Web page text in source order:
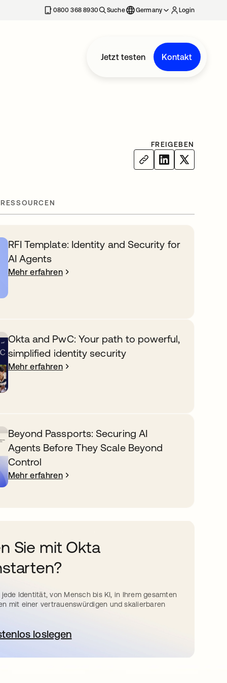
0800 368 8930 Suche Germany Login
Jetzt testen Kontakt
FREIGEBEN
RFI Template: Identity and Security for
AI Agents
Mehr erfahren
Okta and PwC: Your path to powerful,
simplified identity security
Mehr erfahren
Beyond Passports: Securing AI
Agents Before They Scale Beyond
Control
Mehr erfahren
Sie mit Okta
Identität, von Mensch bis KI, in Ihrem gesamten
mit einer vertrauenswürdigen und skalierbaren
loslegen
wird in einer neuen Registerkarte geöffnet